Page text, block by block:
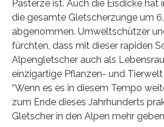
Pasterze ist. Auch die Eisdicke
die gesamte Gletscherzunge um
abgenommen. Umweltschützer
fürchten, dass mit dieser rapiden
Alpengletscher auch als
einzigartige Pflanzen- und
“Wenn es es in diesem Tempo
zum Ende dieses Jahrhunderts
Gletscher in den Alpen mehr